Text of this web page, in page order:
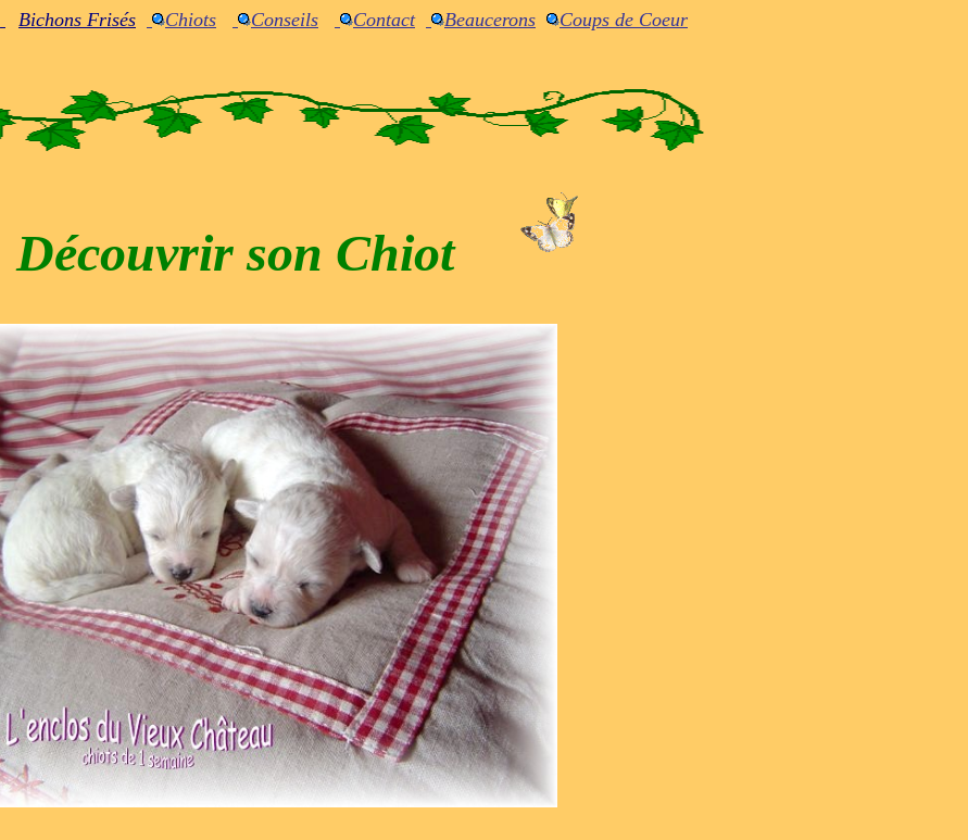
Bichons Frisés Chiots Conseils Contact Beaucerons Coups de Coeur
Découvrir son Chiot